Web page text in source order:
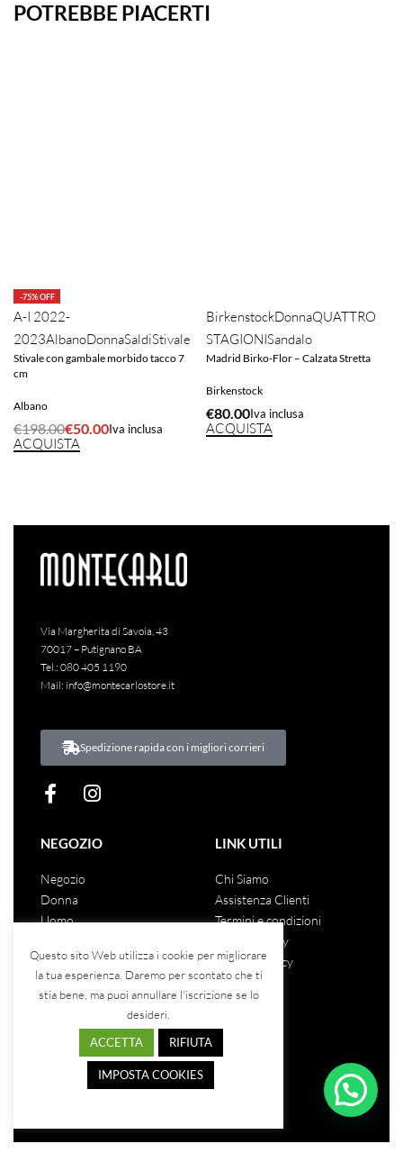
POTREBBE PIACERTI
-75% OFF
A-I 2022-
2023AlbanoDonnaSaldiStivale
Stivale con gambale morbido tacco 7
cm
Albano
€198.00€50.00Iva inclusa
ACQUISTA
BirkenstockDonnaQUATTRO
STAGIONISandalo
Madrid Birko-Flor – Calzata Stretta
Birkenstock
€80.00Iva inclusa
ACQUISTA
Via Margherita di Savoia, 43
70017 – Putignano BA
Tel.: 080 405 1190
Mail: info@montecarlostore.it
Spedizione rapida con i migliori corrieri
NEGOZIO
Negozio
Donna
Uomo
Saldi
LINK UTILI
Chi Siamo
Assistenza Clienti
Termini e condizioni
Privacy Policy
Cookies Policy
COSA DICONO DI NOI
Questo sito Web utilizza i cookie per migliorare
la tua esperienza. Daremo per scontato che ti
stia bene, ma puoi annullare l'iscrizione se lo
desideri.
ACCETTA
RIFIUTA
IMPOSTA COOKIES